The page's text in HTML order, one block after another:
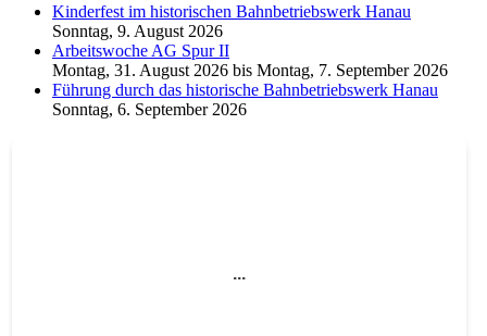
Kinderfest im historischen Bahnbetriebswerk Hanau
Sonntag, 9. August 2026
Arbeitswoche AG Spur II
Montag, 31. August 2026 bis Montag, 7. September 2026
Führung durch das historische Bahnbetriebswerk Hanau
Sonntag, 6. September 2026